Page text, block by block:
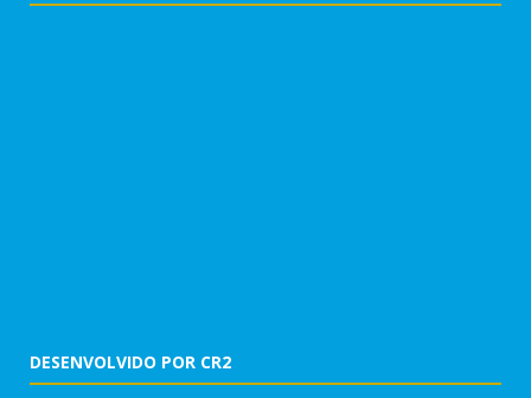
DESENVOLVIDO POR CR2